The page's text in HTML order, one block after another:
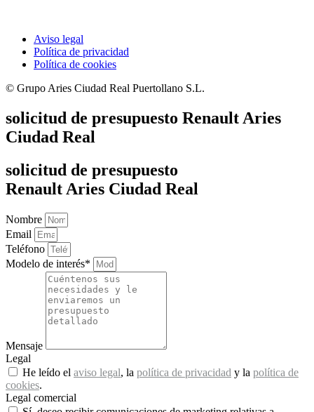
Aviso legal
Política de privacidad
Política de cookies
© Grupo Aries Ciudad Real Puertollano S.L.
solicitud de presupuesto Renault Aries
Ciudad Real
solicitud de presupuesto
Renault Aries Ciudad Real
Nombre
Email
Teléfono
Modelo de interés*
Mensaje
Legal
He leído el aviso legal, la política de privacidad y la política de
cookies.
Legal comercial